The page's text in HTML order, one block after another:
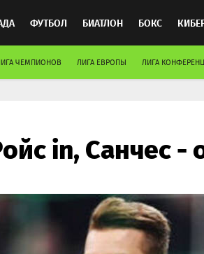
ФУТБОЛ БИАТЛОН БОКС
ММА АВТОСПОРТ
ЧЕМПИОНОВ ЛИГА ЕВРОПЫ ЛИГА
in, Санчес -